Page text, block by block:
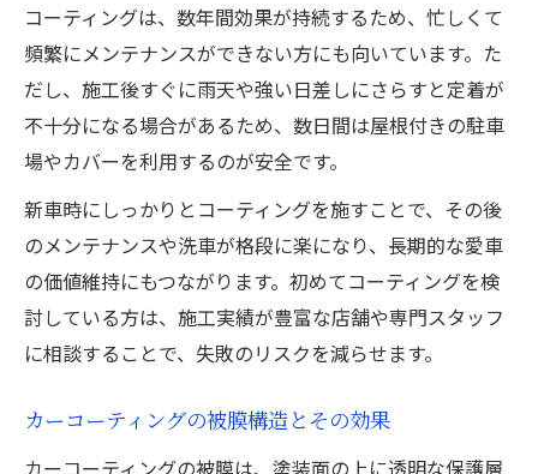
コーティングは、数年間効果が持続するため、忙しくて
頻繁にメンテナンスができない方にも向いています。た
だし、施工後すぐに雨天や強い日差しにさらすと定着が
不十分になる場合があるため、数日間は屋根付きの駐車
場やカバーを利用するのが安全です。
新車時にしっかりとコーティングを施すことで、その後
のメンテナンスや洗車が格段に楽になり、長期的な愛車
の価値維持にもつながります。初めてコーティングを検
討している方は、施工実績が豊富な店舗や専門スタッフ
に相談することで、失敗のリスクを減らせます。
カーコーティングの被膜構造とその効果
カーコーティングの被膜は、塗装面の上に透明な保護層